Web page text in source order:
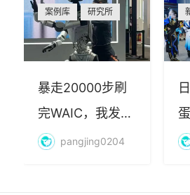
案例库 研究所
暴走20000步刷
完WAIC，我发现
AI最赚钱的不是
pangjing0204